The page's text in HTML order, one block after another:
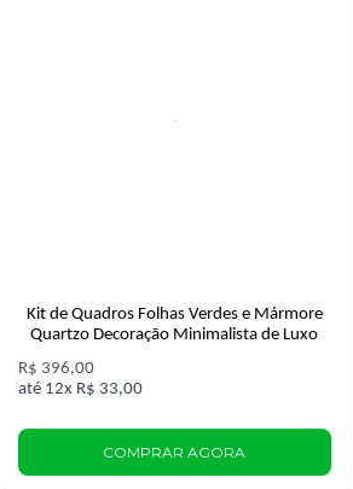
Kit de Quadros Folhas Verdes e Mármore
Quartzo Decoração Minimalista de Luxo
R$ 396,00
12x R$ 33,00
COMPRAR AGORA